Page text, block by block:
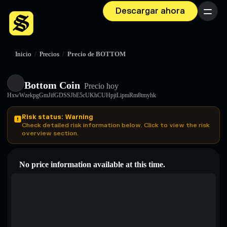
Descargar ahora Menú
Inicio / Precios / Precio de BOTTOM
Bottom Coin Precio hoy
HxwWzekpgGmJifGDSSJbE5cUKhCUHpjtLipmRm8tmyhk
Risk status: Warning
Check detailed risk information below. Click to view the risk
overview section.
No price information available at this time.